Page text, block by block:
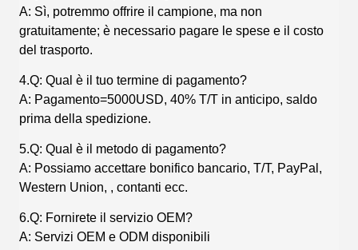
A: Sì, potremmo offrire il campione, ma non
gratuitamente; è necessario pagare le spese e il costo
del trasporto.
4.Q: Qual è il tuo termine di pagamento?
A: Pagamento=5000USD, 40% T/T in anticipo, saldo
prima della spedizione.
5.Q: Qual è il metodo di pagamento?
A: Possiamo accettare bonifico bancario, T/T, PayPal,
Western Union, , contanti ecc.
6.Q: Fornirete il servizio OEM?
A: Servizi OEM e ODM disponibili